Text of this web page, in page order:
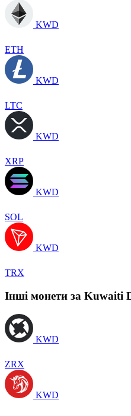
KWD
ETH
KWD
LTC
KWD
XRP
KWD
SOL
KWD
TRX
Інші монети за Kuwaiti
KWD
ZRX
KWD